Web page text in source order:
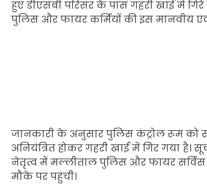
हुए डीएसबी परिसर के पास गहरी खाई में
पुलिस और फायर कर्मियों की इस मानवीय
जानकारी के अनुसार पुलिस कंट्रोल रूम को
अनियंत्रित होकर गहरी खाई में गिर गया है।
नेतृत्व में मल्लीताल पुलिस और फायर
मौके पर पहुंची।